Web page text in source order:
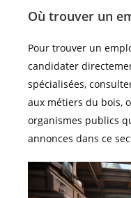
Où trouver un
Pour trouver un
candidater
spécialisées,
aux métiers du bois,
organismes publics
annonces dans ce